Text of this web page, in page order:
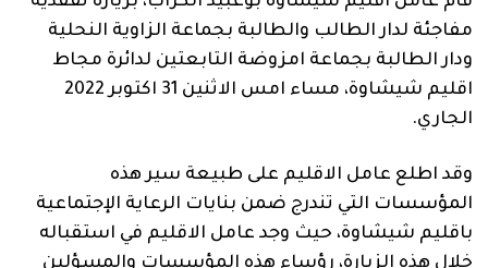
مفاجئة لدار الطالب والطالبة بجماعة الزاوية النحلية
ودار الطالبة بجماعة امزوضة التابعتين لدائرة مجاط
اقليم شيشاوة، مساء امس الاثنين 31 اكتوبر 2022
الجاري.
وقد اطلع عامل الاقليم على طبيعة سير هذه
المؤسسات التي تندرج ضمن بنايات الرعاية الإجتماعية
باقليم شيشاوة، حيث وجد عامل الاقليم في استقباله
خلال هذه الزيارة، رؤساء هذه المؤسسات والمسؤلين